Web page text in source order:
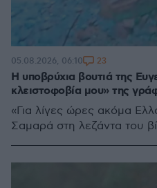
Η υποβρύχια βουτιά της
κλειστοφοβία μου» της
«Για λίγες ώρες ακόμα
Σαμαρά στη λεζάντα του
05.08.2026, 06:10 23